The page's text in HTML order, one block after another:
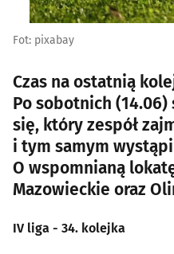
Fot: pixabay
Czas na ostatnią
Po sobotnich
się, który zespół
i tym samym
O wspomnianą
Mazowieckie oraz
IV liga - 34. kolejka